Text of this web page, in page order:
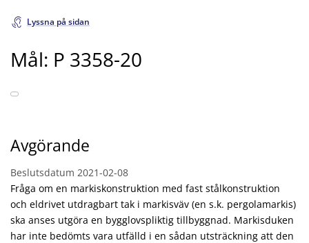
Lyssna på sidan
Mål: P 3358-20
Avgörande
Beslutsdatum 2021-02-08
Fråga om en markiskonstruktion med fast stålkonstruktion
och eldrivet utdragbart tak i markisväv (en s.k. pergolamarkis)
ska anses utgöra en bygglovspliktig tillbyggnad. Markisduken
har inte bedömts vara utfälld i en sådan utsträckning att den